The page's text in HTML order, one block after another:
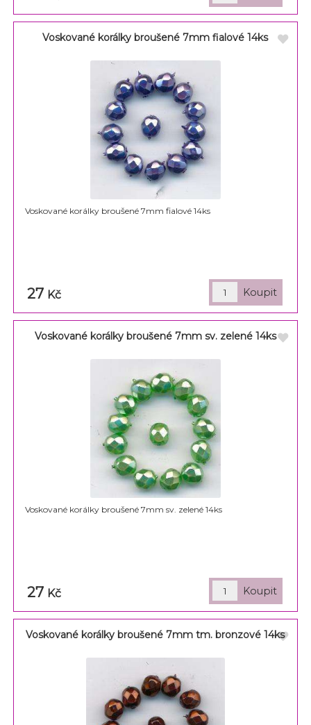
Voskované korálky broušené 7mm fialové 14ks
Voskované korálky broušené 7mm fialové 14ks
27 Kč
Voskované korálky broušené 7mm sv. zelené 14ks
Voskované korálky broušené 7mm sv. zelené 14ks
27 Kč
Voskované korálky broušené 7mm tm. bronzové 14ks